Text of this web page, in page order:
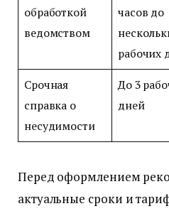
обработкой
ведомством
часов до
рабочих
Срочная
справка о
несудимости
До 3
дней
Перед оформлением
актуальные сроки и